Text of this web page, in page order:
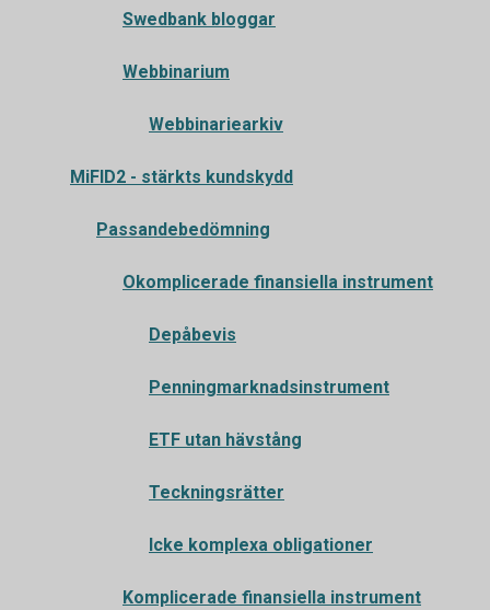
Swedbank bloggar
Webbinarium
Webbinariearkiv
MiFID2 - stärkts kundskydd
Passandebedömning
Okomplicerade finansiella instrument
Depåbevis
Penningmarknadsinstrument
ETF utan hävstång
Teckningsrätter
Icke komplexa obligationer
Komplicerade finansiella instrument